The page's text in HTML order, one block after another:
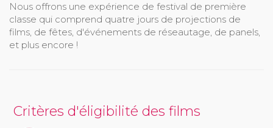
Nous offrons une expérience de festival de première
classe qui comprend quatre jours de projections de
films, de fêtes, d'événements de réseautage, de panels,
et plus encore !
Critères d'éligibilité des films